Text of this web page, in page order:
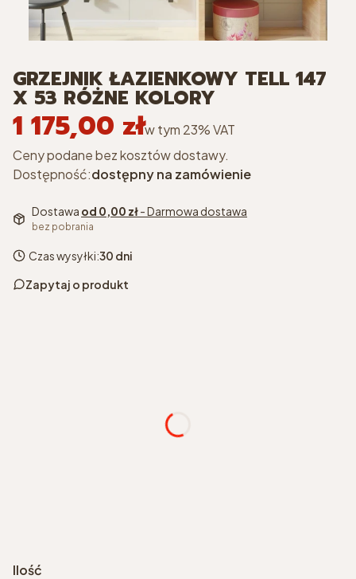
GRZEJNIK ŁAZIENKOWY TELL 147
X 53 RÓŻNE KOLORY
Cena
1 175,00 złw tym 23% VAT
w tym 23%VAT
Ceny podane bez kosztów dostawy.
Dostępność:dostępny na zamówienie
Dostawa od 0,00 zł- Darmowa dostawa
bez pobrania
Czas wysyłki:30 dni
Zapytaj o produkt
Ilość